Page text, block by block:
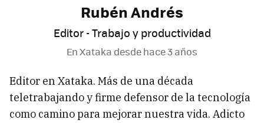
Rubén Andrés
Editor - Trabajo y productividad
En Xataka desdehace 3 años
Editor en Xataka. Más de una década
teletrabajando y firme defensor de la tecnología
como camino para mejorar nuestra vida. Adicto